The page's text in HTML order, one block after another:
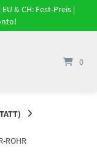
& CH: Fest-Preis |
0
ROHR